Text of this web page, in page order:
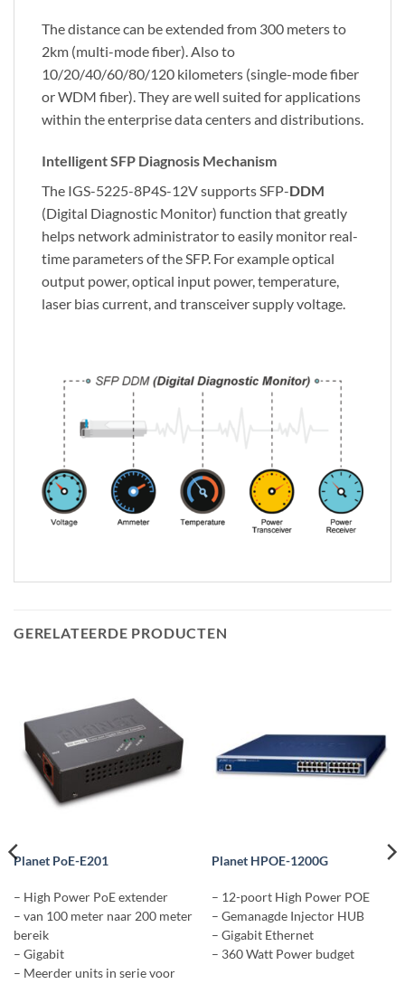
The distance can be extended from 300 meters to
2km (multi-mode fiber). Also to
10/20/40/60/80/120 kilometers (single-mode fiber
or WDM fiber). They are well suited for applications
within the enterprise data centers and distributions.
Intelligent SFP Diagnosis Mechanism
The IGS-5225-8P4S-12V supports SFP-DDM
(Digital Diagnostic Monitor) function that greatly
helps network administrator to easily monitor real-
time parameters of the SFP. For example optical
output power, optical input power, temperature,
laser bias current, and transceiver supply voltage.
GERELATEERDE PRODUCTEN
Planet PoE-E201
– High Power PoE extender
– van 100 meter naar 200 meter
bereik
– Gigabit
– Meerder units in serie voor
Planet HPOE-1200G
– 12-poort High Power POE
– Gemanagde Injector HUB
– Gigabit Ethernet
– 360 Watt Power budget